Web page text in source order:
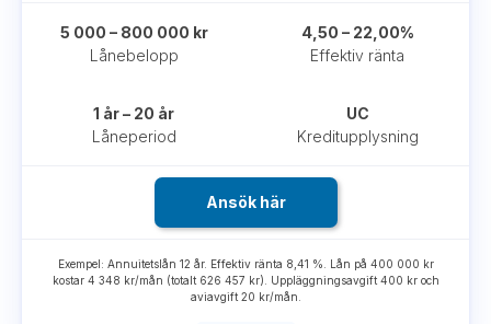
Lånebelopp
5 000 – 800 000 kr
Effektiv ränta
4,50 – 22,00%
Låneperiod
1 år – 20 år
Kreditupplysning
UC
Ansök här
Exempel: Annuitetslån 12 år. Effektiv ränta 8,41 %. Lån på 400 000 kr
kostar 4 348 kr/mån (totalt 626 457 kr). Uppläggningsavgift 400 kr och
aviavgift 20 kr/mån.